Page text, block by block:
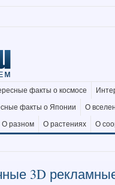
факты о космосе
факты о Японии
О
О разном О растениях
О
3D